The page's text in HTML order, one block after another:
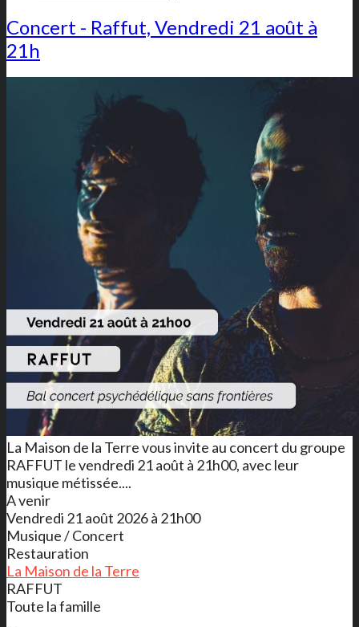
Concert - Raffut, Vendredi 21 août à
21h
La Maison de la Terre vous invite au concert du groupe
RAFFUT le vendredi 21 août à 21h00, avec leur
musique métissée....
A venir
Vendredi 21 août 2026 à 21h00
Musique / Concert
Restauration
La Maison de la Terre
RAFFUT
Toute la famille